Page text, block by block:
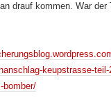
drauf kommen. War der
keupstrasse-
bomber/